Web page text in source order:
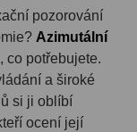
pozorování
Azimutální
co potřebujete.
a široké
si ji oblíbí
ocení její